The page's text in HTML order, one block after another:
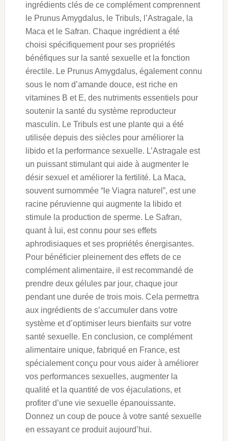
ingrédients clés de ce complément comprennent
le Prunus Amygdalus, le Tribuls, l’Astragale, la
Maca et le Safran. Chaque ingrédient a été
choisi spécifiquement pour ses propriétés
bénéfiques sur la santé sexuelle et la fonction
érectile. Le Prunus Amygdalus, également connu
sous le nom d’amande douce, est riche en
vitamines B et E, des nutriments essentiels pour
soutenir la santé du système reproducteur
masculin. Le Tribuls est une plante qui a été
utilisée depuis des siècles pour améliorer la
libido et la performance sexuelle. L’Astragale est
un puissant stimulant qui aide à augmenter le
désir sexuel et améliorer la fertilité. La Maca,
souvent surnommée “le Viagra naturel”, est une
racine péruvienne qui augmente la libido et
stimule la production de sperme. Le Safran,
quant à lui, est connu pour ses effets
aphrodisiaques et ses propriétés énergisantes.
Pour bénéficier pleinement des effets de ce
complément alimentaire, il est recommandé de
prendre deux gélules par jour, chaque jour
pendant une durée de trois mois. Cela permettra
aux ingrédients de s’accumuler dans votre
système et d’optimiser leurs bienfaits sur votre
santé sexuelle. En conclusion, ce complément
alimentaire unique, fabriqué en France, est
spécialement conçu pour vous aider à améliorer
vos performances sexuelles, augmenter la
qualité et la quantité de vos éjaculations, et
profiter d’une vie sexuelle épanouissante.
Donnez un coup de pouce à votre santé sexuelle
en essayant ce produit aujourd’hui.